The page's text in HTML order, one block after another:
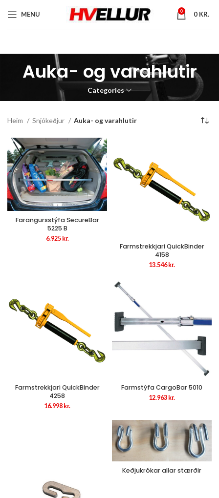
MENU 0 0 KR.
Auka- og varahlutir
Categories
Heim Snjókeðjur Auka- og varahlutir
Farangursstýfa SecureBar
5225 B
6.925 kr.
Farmstrekkjari QuickBinder
4158
13.546 kr.
Farmstrekkjari QuickBinder
4258
16.998 kr.
Farmstýfa CargoBar 5010
12.963 kr.
Keðjukrókar allar stærðir